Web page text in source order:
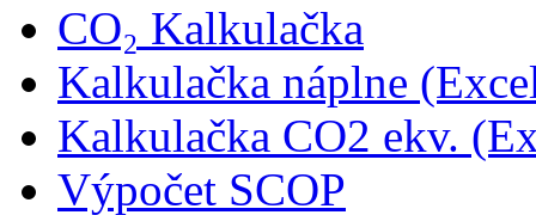
CO₂ Kalkulačka
Kalkulačka náplne
Kalkulačka CO2 ekv.
Výpočet SCOP